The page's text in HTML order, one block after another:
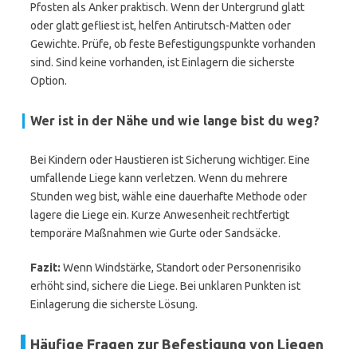
Pfosten als Anker praktisch. Wenn der Untergrund glatt
oder glatt gefliest ist, helfen Antirutsch-Matten oder
Gewichte. Prüfe, ob feste Befestigungspunkte vorhanden
sind. Sind keine vorhanden, ist Einlagern die sicherste
Option.
Wer ist in der Nähe und wie lange bist du weg?
Bei Kindern oder Haustieren ist Sicherung wichtiger. Eine
umfallende Liege kann verletzen. Wenn du mehrere
Stunden weg bist, wähle eine dauerhafte Methode oder
lagere die Liege ein. Kurze Anwesenheit rechtfertigt
temporäre Maßnahmen wie Gurte oder Sandsäcke.
Fazit: Wenn Windstärke, Standort oder Personenrisiko
erhöht sind, sichere die Liege. Bei unklaren Punkten ist
Einlagerung die sicherste Lösung.
Häufige Fragen zur Befestigung von Liegen